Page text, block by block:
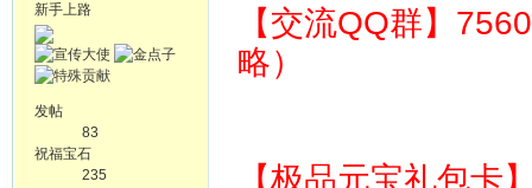
新手上路
发帖
83
祝福宝石
235
【交流QQ群】
略）
【极品元宝礼包